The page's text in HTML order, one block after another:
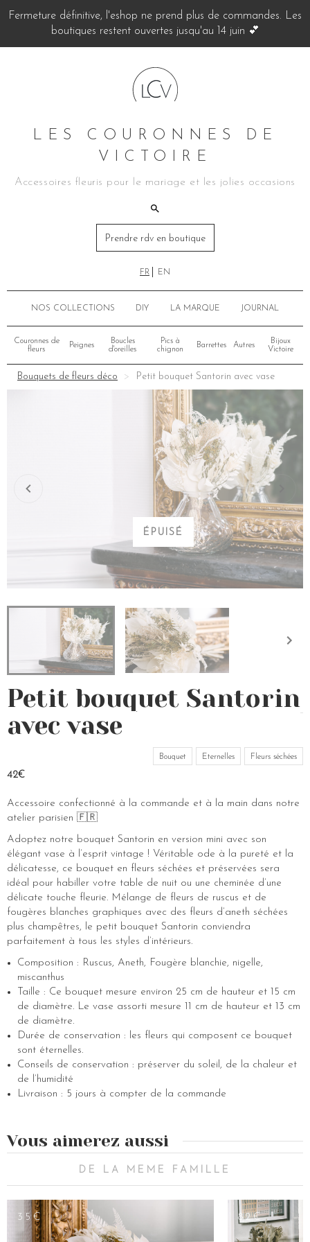
Fermeture définitive, l'eshop ne prend plus de commandes. Les
boutiques restent ouvertes jusqu'au 14 juin 💕
LES COURONNES DE
VICTOIRE
Accessoires fleuris pour le mariage et les jolies occasions
Prendre rdv en boutique
FR EN
NOS COLLECTIONS DIY LA MARQUE JOURNAL
Couronnes de
fleurs
Peignes
Boucles
d'oreilles
Pics à
chignon
Barrettes Autres
Bijoux
Victoire
Bouquets de fleurs déco Petit bouquet Santorin avec vase
ÉPUISÉ
Petit bouquet Santorin
avec vase
Bouquet Eternelles Fleurs séchées
42€
Accessoire confectionné à la commande et à la main dans notre
atelier parisien 🇫🇷
Adoptez notre bouquet Santorin en version mini avec son
élégant vase à l’esprit vintage ! Véritable ode à la pureté et la
délicatesse, ce bouquet en fleurs séchées et préservées sera
idéal pour habiller votre table de nuit ou une cheminée d’une
délicate touche fleurie. Mélange de fleurs de ruscus et de
fougères blanches graphiques avec des fleurs d’aneth séchées
plus champêtres, le petit bouquet Santorin conviendra
parfaitement à tous les styles d’intérieurs.
Composition : Ruscus, Aneth, Fougère blanchie, nigelle,
miscanthus
Taille : Ce bouquet mesure environ 25 cm de hauteur et 15 cm
de diamètre. Le vase assorti mesure 11 cm de hauteur et 13 cm
de diamètre.
Durée de conservation : les fleurs qui composent ce bouquet
sont éternelles.
Conseils de conservation : préserver du soleil, de la chaleur et
de l’humidité
Livraison : 5 jours à compter de la commande
Vous aimerez aussi
DE LA MEME FAMILLE
35€ 82€